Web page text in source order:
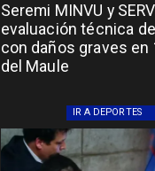
Seremi MINVU y
evaluación técnica
con daños graves en
del Maule
IR A DEPORTES